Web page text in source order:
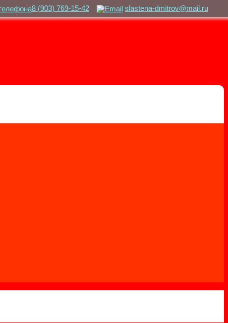
8 (903) 769-15-42 slastena-dmitrov@mail.ru